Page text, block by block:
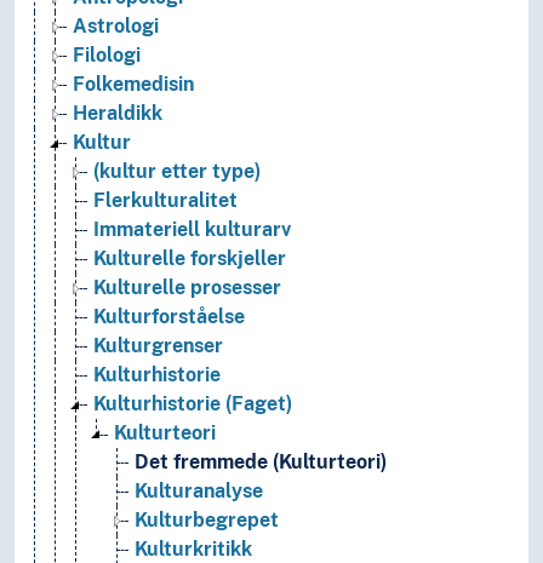
Astrologi
Filologi
Folkemedisin
Heraldikk
Kultur
(kultur etter type)
Flerkulturalitet
Immateriell kulturarv
Kulturelle forskjeller
Kulturelle prosesser
Kulturforståelse
Kulturgrenser
Kulturhistorie
Kulturhistorie (Faget)
Kulturteori
Det fremmede (Kulturteori)
Kulturanalyse
Kulturbegrepet
Kulturkritikk